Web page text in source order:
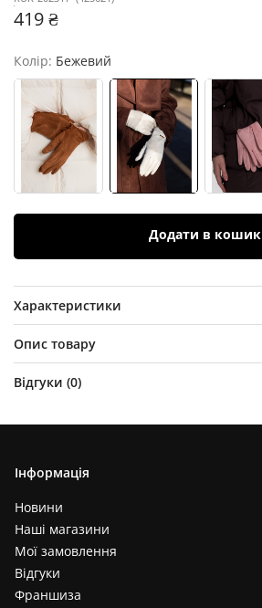
419 ₴
Колір: Бежевий
Додати в кошик
Характеристики
Опис товару
Відгуки (0)
Інформація
Новини
Наші магазини
Мої замовлення
Відгуки
Франшиза